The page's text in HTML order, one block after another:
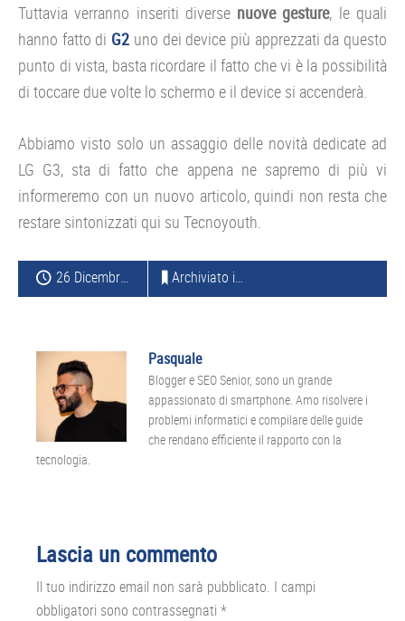
Tuttavia verranno inseriti diverse nuove gesture, le quali
hanno fatto di G2 uno dei device più apprezzati da questo
punto di vista, basta ricordare il fatto che vi è la possibilità
di toccare due volte lo schermo e il device si accenderà.
Abbiamo visto solo un assaggio delle novità dedicate ad
LG G3, sta di fatto che appena ne sapremo di più vi
informeremo con un nuovo articolo, quindi non resta che
restare sintonizzati qui su Tecnoyouth.
26 Dicembre 2013 Archiviato in:
Pasquale
Blogger e SEO Senior, sono un grande
appassionato di smartphone. Amo risolvere i
problemi informatici e compilare delle guide
che rendano efficiente il rapporto con la
tecnologia.
Interazioni
del
lettore
Lascia un commento
Il tuo indirizzo email non sarà pubblicato. I campi
obbligatori sono contrassegnati *